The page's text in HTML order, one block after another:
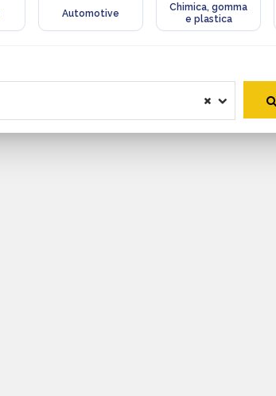
Automotive
Chimica, gomma
e plastica